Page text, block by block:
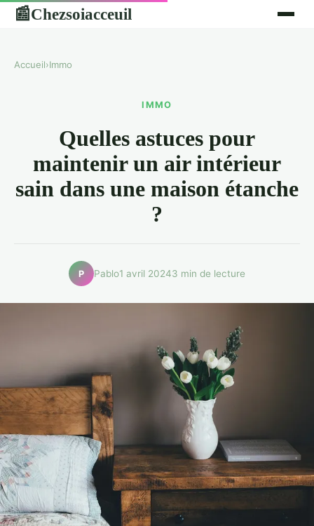
📰Chezsoiacceuil
Accueil›Immo
IMMO
Quelles astuces pour
maintenir un air intérieur
sain dans une maison étanche
?
P Pablo1 avril 20243 min de lecture